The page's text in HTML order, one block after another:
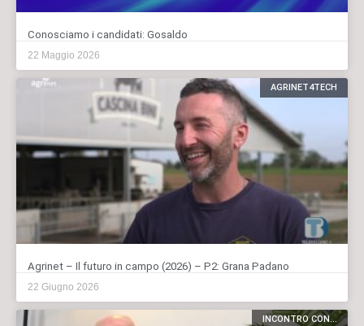
Conosciamo i candidati: Gosaldo
22 Maggio 2026
AGRINET4TECH
Agrinet – Il futuro in campo (2026) – P2: Grana Padano
22 Giugno 2026
INCONTRO CON...